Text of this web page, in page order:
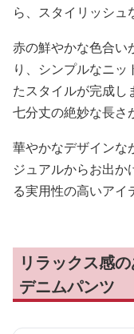
ら、スタイリッシュ
赤の鮮やかな色合い
り、シンプルなニ
たスタイルが完成し
七分丈の絶妙な長さ
華やかなデザインな
ジュアルからお出か
る実用性の高いアイ
リラックス感
デニムパンツ